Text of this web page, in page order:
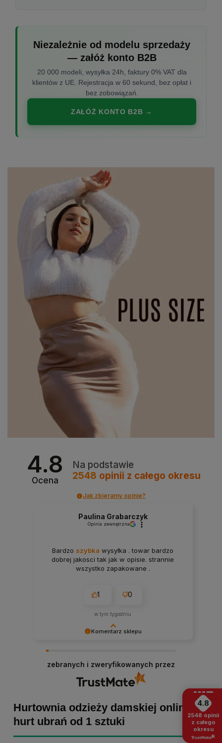
Niezależnie od modelu sprzedaży
— załóż konto B2B
20 000 modeli, wysyłka 24h, faktury 0% VAT dla
klientów z UE. Rejestracja w 60 sekund, bez opłat i
bez zobowiązań.
ZAŁÓŻ KONTO B2B →
4.8
Ocena
Na podstawie
2548 opinii z całego okresu
Jak zbieramy opinie?
Komentarz sklepu
skrzydeł, dlatego tym bardziej cieszymy się, że
zakup przebiegł pomyślnie. Obiecujemy
utrzymać dobrą passę - zapraszamy ponownie! :)
Paulina Grabarczyk
Opinia zewnętrzna
Bardzo szybka wysyłka . towar bardzo
dobrej jakosci tak jak w opisie. strannie
wszystko zapakowane .
1 0
w tym tygodniu
zebranych i zweryfikowanych przez
Hurtownia odzieży damskiej online -
hurt ubrań od 1 sztuki
4.8
2548 opinii
z całego
okresu